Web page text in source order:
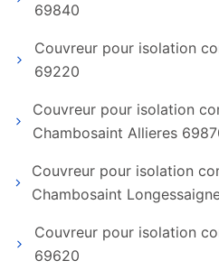
69840
Couvreur pour isolation
69220
Couvreur pour isolation
Chambosaint Allieres
Couvreur pour isolation
Chambosaint
Couvreur pour isolation
69620